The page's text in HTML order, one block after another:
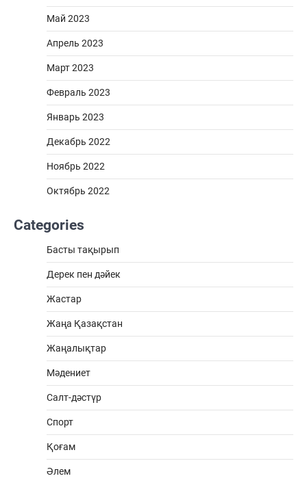
Май 2023
Апрель 2023
Март 2023
Февраль 2023
Январь 2023
Декабрь 2022
Ноябрь 2022
Октябрь 2022
Categories
Басты тақырып
Дерек пен дәйек
Жастар
Жаңа Қазақстан
Жаңалықтар
Мәдениет
Салт-дәстүр
Спорт
Қоғам
Әлем